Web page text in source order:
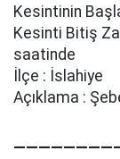
Kesintinin
Kesinti Bitiş
saatinde
İlçe : İslahiye
Açıklama :